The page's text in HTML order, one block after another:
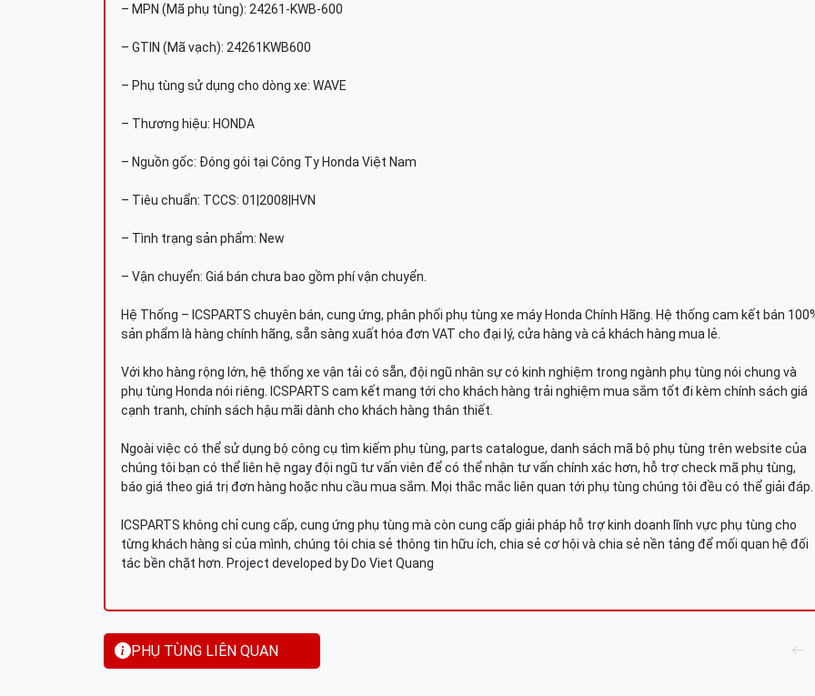
– MPN (Mã phụ tùng): 24261-KWB-600
– GTIN (Mã vạch): 24261KWB600
– Phụ tùng sử dụng cho dòng xe: WAVE
– Thương hiệu: HONDA
– Nguồn gốc: Đóng gói tại Công Ty Honda Việt Nam
– Tiêu chuẩn: TCCS: 01|2008|HVN
– Tình trạng sản phẩm: New
– Vận chuyển: Giá bán chưa bao gồm phí vận chuyển.
Hệ Thống – ICSPARTS chuyên bán, cung ứng, phân phối phụ tùng xe máy Honda Chính Hãng. Hệ thống cam kết bán
sản phẩm là hàng chính hãng, sẵn sàng xuất hóa đơn VAT cho đại lý, cửa hàng và cả khách hàng mua lẻ.
Với kho hàng rộng lớn, hệ thống xe vận tải có sẵn, đội ngũ nhân sự có kinh nghiệm trong ngành phụ tùng nói chung và
phụ tùng Honda nói riêng. ICSPARTS cam kết mang tới cho khách hàng trải nghiệm mua sắm tốt đi kèm chính sách giá
cạnh tranh, chính sách hậu mãi dành cho khách hàng thân thiết.
Ngoài việc có thể sử dụng bộ công cụ tìm kiếm phụ tùng, parts catalogue, danh sách mã bộ phụ tùng trên website của
chúng tôi bạn có thể liên hệ ngay đội ngũ tư vấn viên để có thể nhận tư vấn chính xác hơn, hỗ trợ check mã phụ tùng,
báo giá theo giá trị đơn hàng hoặc nhu cầu mua sắm. Mọi thắc mắc liên quan tới phụ tùng chúng tôi đều có thể giải đáp.
ICSPARTS không chỉ cung cấp, cung ứng phụ tùng mà còn cung cấp giải pháp hỗ trợ kinh doanh lĩnh vực phụ tùng cho
từng khách hàng sỉ của mình, chúng tôi chia sẻ thông tin hữu ích, chia sẻ cơ hội và chia sẻ nền tảng để mối quan hệ đối
tác bền chặt hơn. Project developed by Do Viet Quang
PHỤ TÙNG LIÊN QUAN